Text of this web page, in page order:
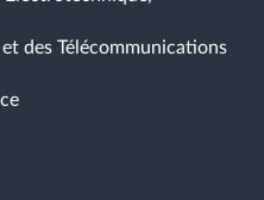
des Télécommunications